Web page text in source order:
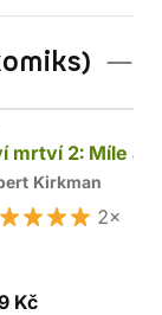
mrtví 2: Míle a
Kirkman
2×
Kč